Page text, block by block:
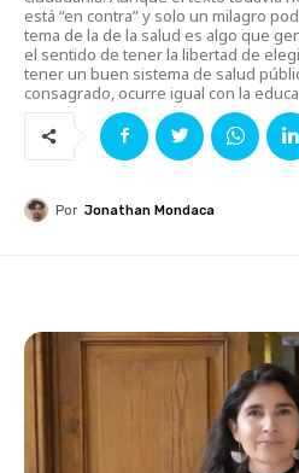
está “en contra” y solo un milagro
tema de la de la salud es algo que
el sentido de tener la libertad de
tener un buen sistema de salud
consagrado, ocurre igual con la
Por Jonathan Mondaca